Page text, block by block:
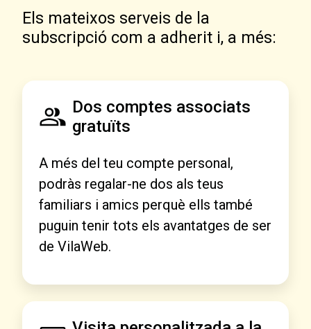
Els mateixos serveis de la
subscripció com a adherit i, a més:
Dos comptes associats
gratuïts
A més del teu compte personal,
podràs regalar-ne dos als teus
familiars i amics perquè ells també
puguin tenir tots els avantatges de ser
de VilaWeb.